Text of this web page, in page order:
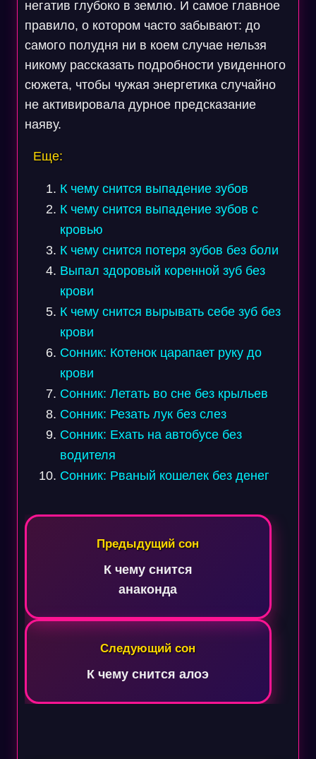
негатив глубоко в землю. И самое главное
правило, о котором часто забывают: до
самого полудня ни в коем случае нельзя
никому рассказать подробности увиденного
сюжета, чтобы чужая энергетика случайно
не активировала дурное предсказание
наяву.
Еще:
К чему снится выпадение зубов
К чему снится выпадение зубов с
кровью
К чему снится потеря зубов без боли
Выпал здоровый коренной зуб без
крови
К чему снится вырывать себе зуб без
крови
Сонник: Котенок царапает руку до
крови
Сонник: Летать во сне без крыльев
Сонник: Резать лук без слез
Сонник: Ехать на автобусе без
водителя
Сонник: Рваный кошелек без денег
Навигация
Предыдущий сон
К чему снится
анаконда
Следующий сон
К чему снится алоэ